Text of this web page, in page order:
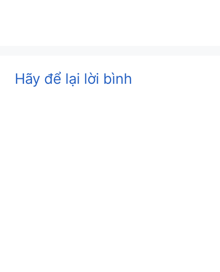
Hãy để lại lời bình